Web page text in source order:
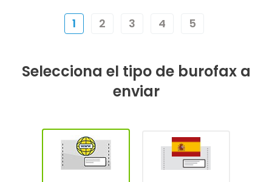
1 2 3 4 5
Selecciona el tipo de burofax a
enviar